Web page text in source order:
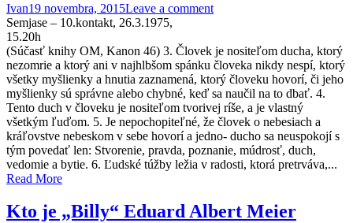
Ivan19 novembra, 2015Leave a comment
Semjase – 10.kontakt, 26.3.1975,
15.20h
(Súčasť knihy OM, Kanon 46) 3. Človek je nositeľom ducha, ktorý
nezomrie a ktorý ani v najhlbšom spánku človeka nikdy nespí, ktorý
všetky myšlienky a hnutia zaznamená, ktorý človeku hovorí, či jeho
myšlienky sú správne alebo chybné, keď sa naučil na to dbať. 4.
Tento duch v človeku je nositeľom tvorivej ríše, a je vlastný
všetkým ľuďom. 5. Je nepochopiteľné, že človek o nebesiach a
kráľovstve nebeskom v sebe hovorí a jedno- ducho sa neuspokojí s
tým povedať len: Stvorenie, pravda, poznanie, múdrosť, duch,
vedomie a bytie. 6. Ľudské túžby ležia v radosti, ktorá pretrváva,...
Read More
Kto je „Billy“ Eduard Albert Meier